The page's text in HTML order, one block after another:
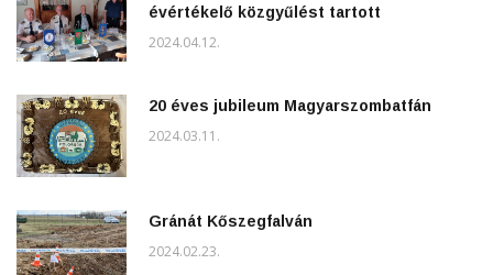
évértékelő közgyűlést tartott
2024.04.12.
20 éves jubileum Magyarszombatfán
2024.03.11.
Gránát Kőszegfalván
2024.02.23.